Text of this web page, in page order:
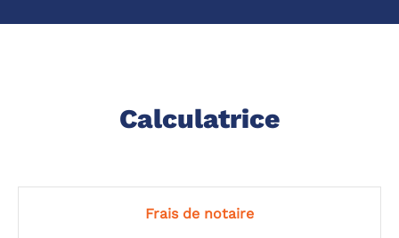
Calculatrice
Frais de notaire